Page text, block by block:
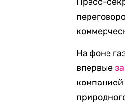
На фоне
впервые
компанией